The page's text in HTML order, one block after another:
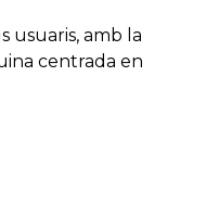
usuaris, amb la
centrada en